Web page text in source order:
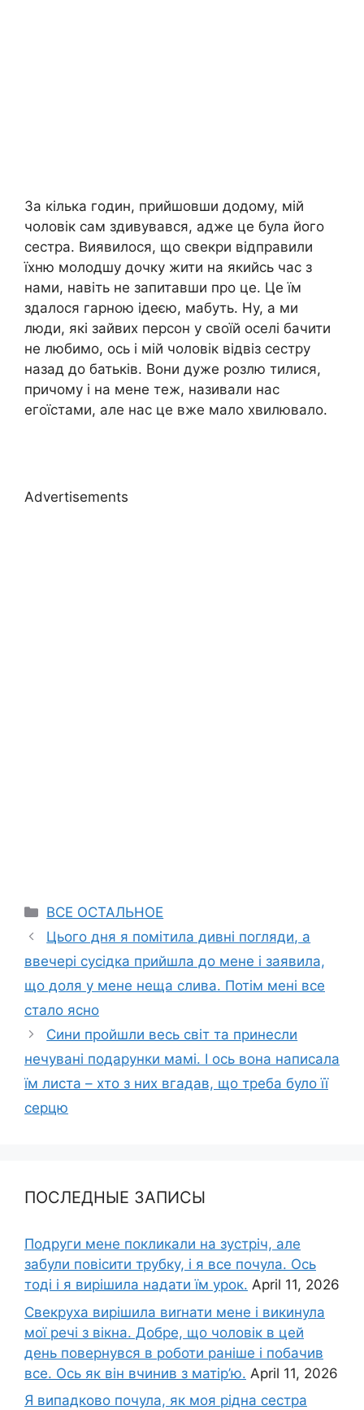
За кілька годин, прийшовши додому, мій
чоловік сам здивувався, адже це була його
сестра. Виявилося, що свекри відправили
їхню молодшу дочку жити на якийсь час з
нами, навіть не запитавши про це. Це їм
здалося гарною ідеєю, мабуть. Ну, а ми
люди, які зайвих персон у своїй оселі бачити
не любимо, ось і мій чоловік відвіз сестру
назад до батьків. Вони дуже розлю тилися,
причому і на мене теж, називали нас
егоїстами, але нас це вже мало хвилювало.
Advertisements
Categories
ВСЕ ОСТАЛЬНОЕ
Цього дня я помітила дивні погляди, а
ввечері сусідка прийшла до мене і заявила,
що доля у мене неща слива. Потім мені все
стало ясно
Сини пройшли весь світ та принесли
нечувані подарунки мамі. І ось вона написала
їм листа – хто з них вгадав, що треба було її
серцю
ПОСЛЕДНЫЕ ЗАПИСЫ
Подруги мене покликали на зустріч, але
забули повісити трубку, і я все почула. Ось
тоді і я вирішила надати їм урок. April 11, 2026
Свекруха вирішила виrнати мене і викинула
мої речі з вікна. Добре, що чоловік в цей
день повернувся в роботи раніше і побачив
все. Ось як він вчинив з матір’ю. April 11, 2026
Я випадково почула, як моя рідна сестра